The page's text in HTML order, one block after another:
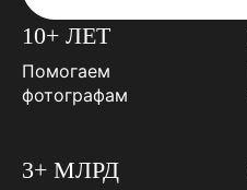
10+ ЛЕТ
Помогаем
фотографам
3+ МЛРД